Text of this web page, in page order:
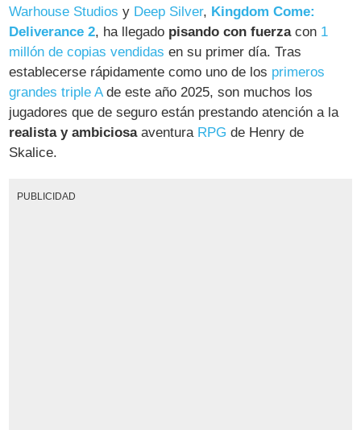
Warhouse Studios y Deep Silver, Kingdom Come:
Deliverance 2, ha llegado pisando con fuerzacon 1
millón de copias vendidas en su primer día. Tras
establecerse rápidamente como uno de los primeros
grandes triple Ade este año 2025, son muchos los
jugadores que de seguro están prestando atención a la
realista y ambiciosaaventura RPG de Henry de
Skalice.
PUBLICIDAD